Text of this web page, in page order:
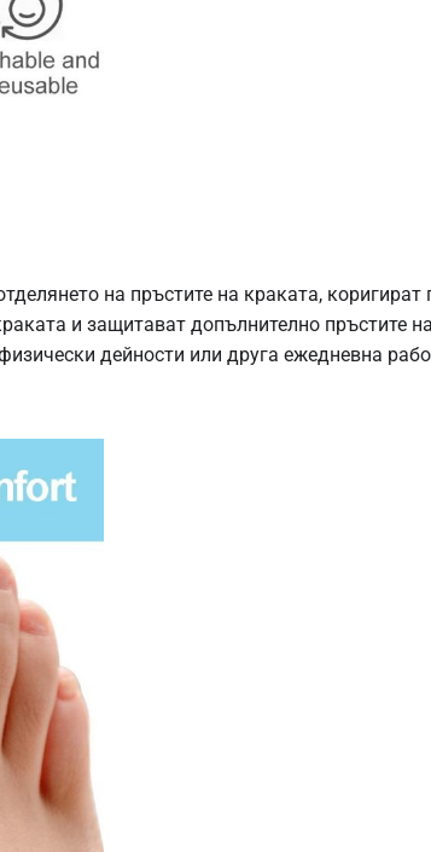
на пръстите на краката, коригират
и защитават допълнително пръстите
дейности или друга ежедневна